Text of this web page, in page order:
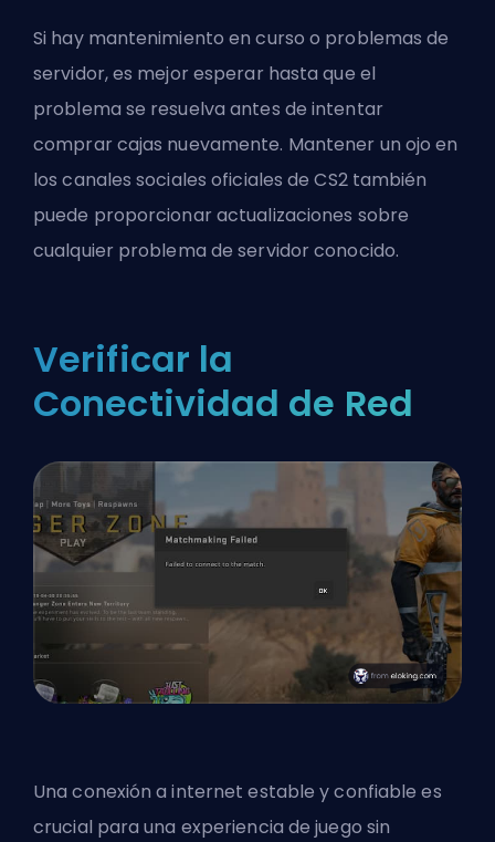
Si hay mantenimiento en curso o problemas de
servidor, es mejor esperar hasta que el
problema se resuelva antes de intentar
comprar cajas nuevamente. Mantener un ojo en
los canales sociales oficiales de CS2 también
puede proporcionar actualizaciones sobre
cualquier problema de servidor conocido.
Verificar la
Conectividad de Red
Una conexión a internet estable y confiable es
crucial para una experiencia de juego sin